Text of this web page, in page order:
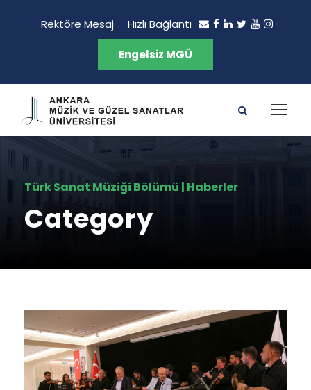
Rektöre Mesaj Hızlı Bağlantı
Engelsiz MGÜ
Türk Sanat Müziği Bölümü | Haberler
Category